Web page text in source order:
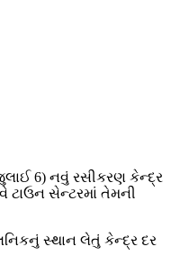
6) નવું રસીકરણ કેન્દ્ર
ટાઉન સેન્ટરમાં તેમની
સ્થાન લેતું કેન્દ્ર દર